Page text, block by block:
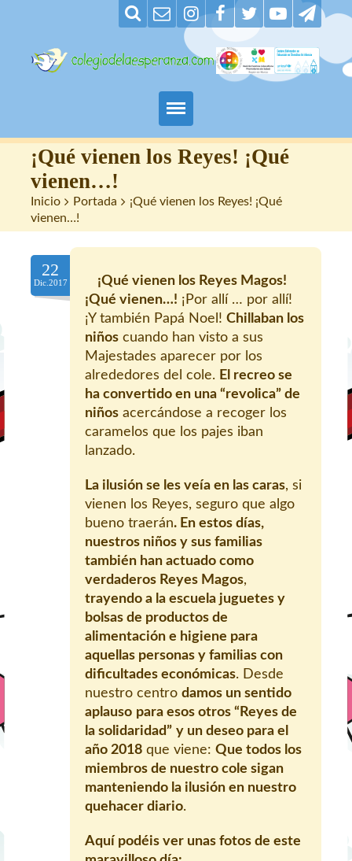
Padres
Alumnos
Maestros
Contacto
¡Qué vienen los Reyes! ¡Qué
vienen…!
Inicio > Portada > ¡Qué vienen los Reyes! ¡Qué
vienen…!
22
Dic.2017
¡Qué vienen los Reyes Magos!
¡Qué vienen…! ¡Por allí … por allí!
¡Y también Papá Noel! Chillaban los
niños cuando han visto a sus
Majestades aparecer por los
alrededores del cole. El recreo se
ha convertido en una “revolica” de
niños acercándose a recoger los
caramelos que los pajes iban
lanzado.
La ilusión se les veía en las caras, si
vienen los Reyes, seguro que algo
bueno traerán. En estos días,
nuestros niños y sus familias
también han actuado como
verdaderos Reyes Magos,
trayendo a la escuela juguetes y
bolsas de productos de
alimentación e higiene para
aquellas personas y familias con
dificultades económicas. Desde
nuestro centro damos un sentido
aplauso para esos otros “Reyes de
la solidaridad” y un deseo para el
año 2018 que viene: Que todos los
miembros de nuestro cole sigan
manteniendo la ilusión en nuestro
quehacer diario.
Aquí podéis ver unas fotos de este